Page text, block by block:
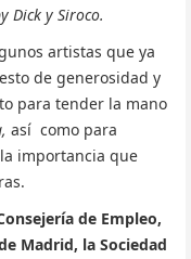
Dick y Siroco.
artistas que ya
de generosidad y
para tender la mano
así como para
importancia que
de Empleo,
Madrid, la Sociedad